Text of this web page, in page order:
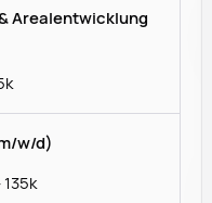
Arealentwicklung
w/d)
135k